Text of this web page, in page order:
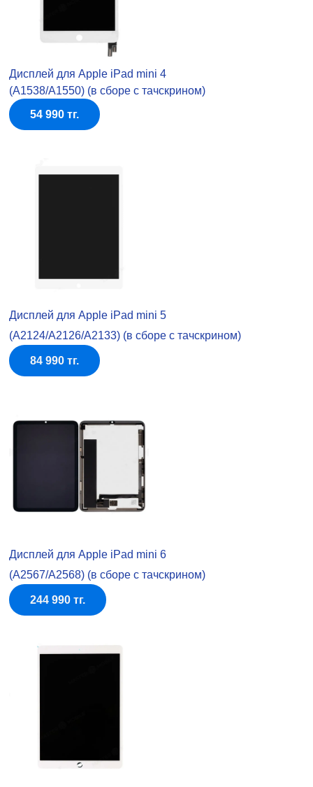
Дисплей для Apple iPad mini 4
(A1538/A1550) (в сборе с тачскрином)
54 990 тг.
Дисплей для Apple iPad mini 5
(A2124/A2126/A2133) (в сборе с тачскрином)
84 990 тг.
Дисплей для Apple iPad mini 6
(A2567/A2568) (в сборе с тачскрином)
244 990 тг.